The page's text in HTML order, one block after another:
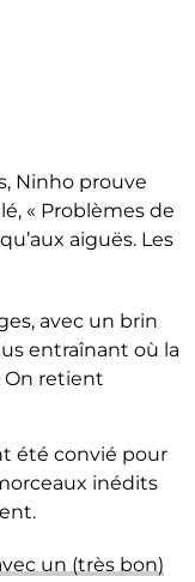
Ninho prouve
« Problèmes de
aiguës. Les
avec un brin
entraînant où la
On retient
été convié pour
inédits
un (très bon)